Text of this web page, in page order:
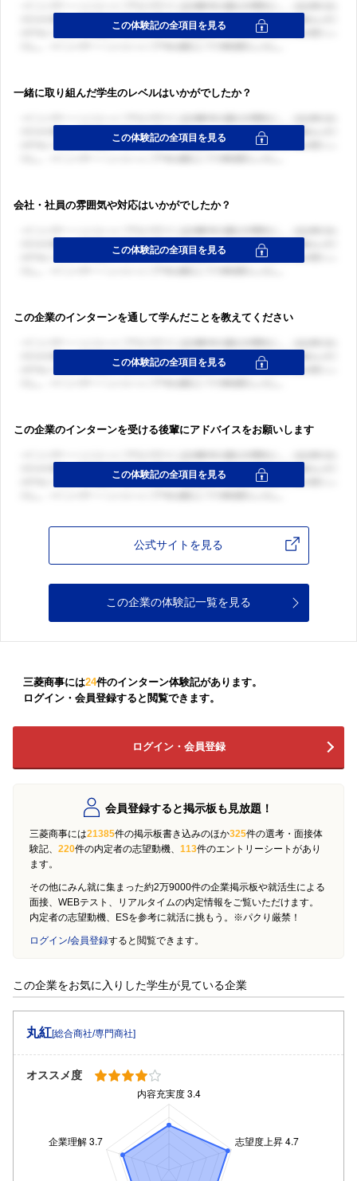
一緒に取り組んだ学生のレベルはいかがでしたか？
会社・社員の雰囲気や対応はいかがでしたか？
この企業のインターンを通して学んだことを教えてください
この企業のインターンを受ける後輩にアドバイスをお願いします
公式サイトを見る
この企業の体験記一覧を見る
三菱商事には24件のインターン体験記があります。
ログイン・会員登録すると閲覧できます。
ログイン・会員登録
会員登録すると掲示板も見放題！
三菱商事には21385件の掲示板書き込みのほか325件の選考・面接体
験記、 220件の内定者の志望動機、 113件のエントリーシートがあり
ます。
その他にみん就に集まった約2万9000件の企業掲示板や就活生による
面接、WEBテスト、リアルタイムの内定情報をご覧いただけます。
内定者の志望動機、ESを参考に就活に挑もう。※パクり厳禁！
ログイン/会員登録すると閲覧できます。
この企業をお気に入りした学生が見ている企業
丸紅[総合商社/専門商社]
オススメ度